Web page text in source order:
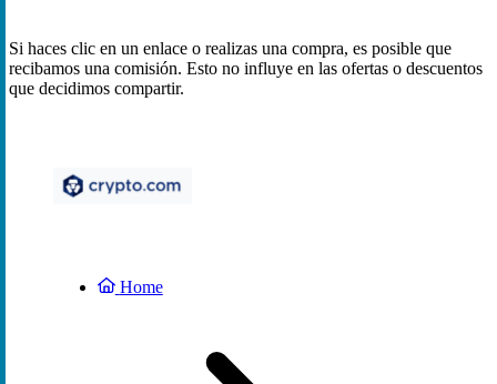
Si haces clic en un enlace o realizas una compra, es posible que
recibamos una comisión. Esto no influye en las ofertas o descuentos
que decidimos compartir.
Home